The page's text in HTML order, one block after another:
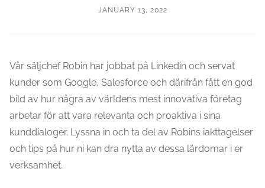
JANUARY 13, 2022
Vår säljchef Robin har jobbat på Linkedin och servat
kunder som Google, Salesforce och därifrån fått en god
bild av hur några av världens mest innovativa företag
arbetar för att vara relevanta och proaktiva i sina
kunddialoger. Lyssna in och ta del av Robins iakttagelser
och tips på hur ni kan dra nytta av dessa lärdomar i er
verksamhet.